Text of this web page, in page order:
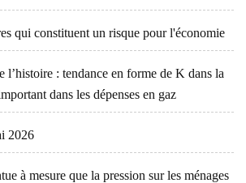
qui constituent un risque pour l'économie
l’histoire : tendance en forme de K dans la
dans les dépenses en gaz
2026
à mesure que la pression sur les ménages